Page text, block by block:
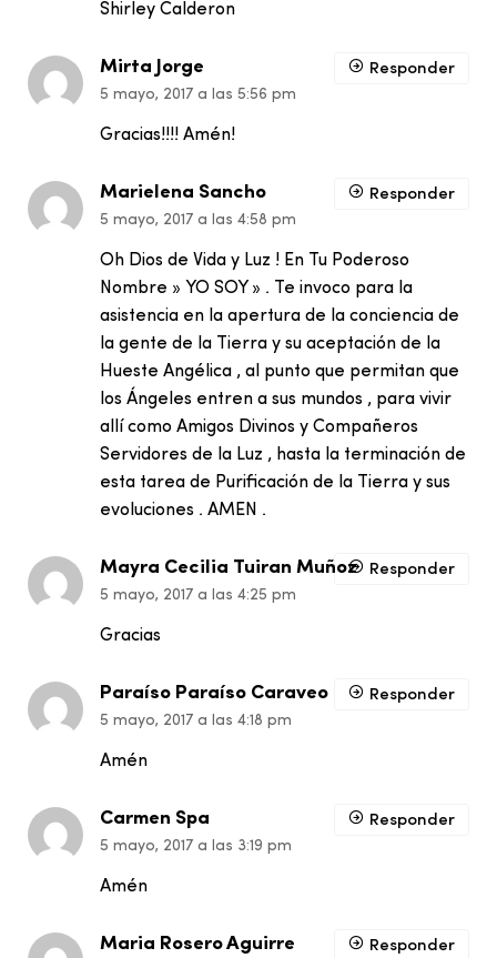
Shirley Calderon
Mirta Jorge
5 mayo, 2017 a las 5:56 pm
Gracias!!!! Amén!
Responder
Marielena Sancho
5 mayo, 2017 a las 4:58 pm
Oh Dios de Vida y Luz ! En Tu Poderoso
Nombre » YO SOY » . Te invoco para la
asistencia en la apertura de la conciencia de
la gente de la Tierra y su aceptación de la
Hueste Angélica , al punto que permitan que
los Ángeles entren a sus mundos , para vivir
allí como Amigos Divinos y Compañeros
Servidores de la Luz , hasta la terminación de
esta tarea de Purificación de la Tierra y sus
evoluciones . AMEN .
Responder
Mayra Cecilia Tuiran Muñoz
5 mayo, 2017 a las 4:25 pm
Gracias
Responder
Paraíso Paraíso Caraveo
5 mayo, 2017 a las 4:18 pm
Amén
Responder
Carmen Spa
5 mayo, 2017 a las 3:19 pm
Amén
Responder
Maria Rosero Aguirre Responder